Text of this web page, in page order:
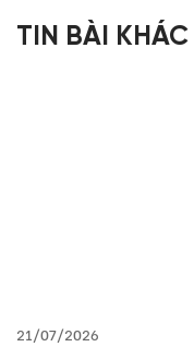
TIN BÀI KHÁC
21/07/2026